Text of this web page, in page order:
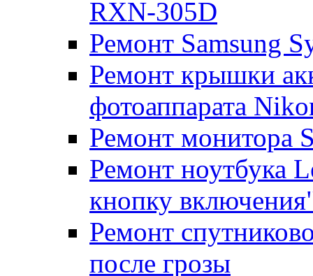
RXN-305D
Ремонт Samsung
Ремонт крышки
фотоаппарата
Ремонт монитора
Ремонт ноутбука
кнопку
Ремонт
после грозы